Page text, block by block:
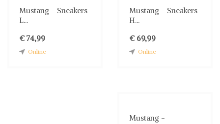
Mustang - Sneakers
L...
€ 74,99
Online
Mustang - Sneakers
H...
€ 69,99
Online
Mustang -